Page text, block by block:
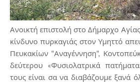
Ανοικτή επιστολή στο Δήμαρχο
κίνδυνο πυρκαγιάς στον Υμηττό
Πευκακίων "Αναγέννηση",
δεύτερου «Φυσιολατρικά
τους είναι σα να διαβάζουμε ξανά